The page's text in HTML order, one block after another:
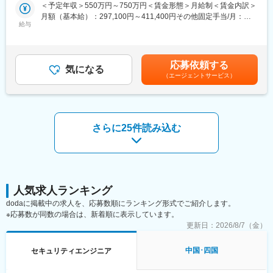
ーチャー・アドバイザリー
ます。特にユニークな点として、自社のセキュリティ監視・分析
センターを持っており高度なデータ収集・分析を行えます。デロ
イトは世界に150の国・地域に拠点があり、海外連携も活発で
す。
リリース高速化が進み、グローバル展開や新たな脅威もでてきて
いる中で、これまでの活動領域にとどまらない動きが必要となっ
攻めのセキュリティを実現し進化し続けられるようチャレンジし
ていきたいと考えています。
がら主体的に活動していただける方を歓迎しています。
▽Cy-PSIRTが行っている製品開発におけるセキュリティ支援につ
https://blog.cybozu.io/entry/2024/08/16/103000
以下の業務を想定しています。状況に応じて変更になる可能性が
あります。
・グローバル展開におけるプロダクトセキュリティ強化の検討お
よび実施
・製品開発チームと連携したセキュア開発の支援および検証や教
・脅威モデリングを用いたリスク分析および技術支援
受動喫煙対策：屋内全面禁煙変更の範囲：会社の定める事業所
（リモートワーク含む）
給与
＜予定年収＞550万円～750万円＜賃金形態＞月給制＜賃金内訳＞
月額（基本給）：297,100円～411,400円その他固定手当/月：
業手当＞有＜給与補足＞昇給：年1回賞与：年2回（2月・8月）※
実際の条件は内定後に発行するオファーレターに準じます※リモー
トワーク環境手当（5,000円／月 ただし、契約の所定労働時間が
月80時間以下の場合は2,500円／月）賃金はあくまでも目安の金
固定手当を含めた表記です。
気になる 応募依頼する
（エージェントサービス）
さらに25件読み込む
人気求人ランキング
dodaに掲載中の求人を、応募数順にランキング形式でご紹介します。
※応募数が同数の場合は、新着順に表示しています。
更新日： 2026/8/7（金）
セキュリティエンジニア 中国･四国